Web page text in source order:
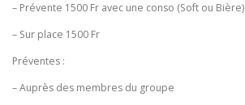
– Prévente 1500 Fr avec une conso (Soft ou Bière)
– Sur place 1500 Fr
Préventes :
– Auprès des membres du groupe